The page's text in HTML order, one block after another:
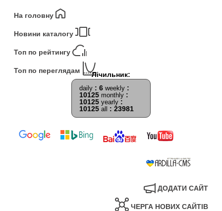
На головну
Новини каталогу
Топ по рейтингу
Топ по переглядам
daily : 6 weekly :
10125 monthly :
10125 yearly :
10125 all : 23981
ДОДАТИ САЙТ
ЧЕРГА НОВИХ САЙТІВ